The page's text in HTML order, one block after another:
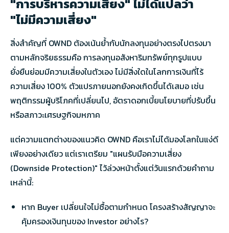
"การบริหารความเสี่ยง" ไม่ได้แปลว่า
"ไม่มีความเสี่ยง"
สิ่งสำคัญที่ OWND ต้องเน้นย้ำกับนักลงทุนอย่างตรงไปตรงมา
ตามหลักจริยธรรมคือ การลงทุนอสังหาริมทรัพย์ทุกรูปแบบ
ยั่งยืนย่อมมีความเสี่ยงในตัวเอง ไม่มีสิ่งใดในโลกการเงินที่ไร้
ความเสี่ยง 100% ตัวแปรภายนอกยังคงเกิดขึ้นได้เสมอ เช่น
พฤติกรรมผู้บริโภคที่เปลี่ยนไป, อัตราดอกเบี้ยนโยบายที่ปรับขึ้น
หรือสภาวะเศรษฐกิจมหภาค
แต่ความแตกต่างของแนวคิด OWND คือเราไม่ได้มองโลกในแง่ดี
เพียงอย่างเดียว แต่เราเตรียม "แผนรับมือความเสี่ยง
(Downside Protection)" ไว้ล่วงหน้าตั้งแต่วันแรกด้วยคำถาม
เหล่านี้:
หาก Buyer เปลี่ยนใจไม่ซื้อตามกำหนด โครงสร้างสัญญาจะ
คุ้มครองเงินทุนของ Investor อย่างไร?